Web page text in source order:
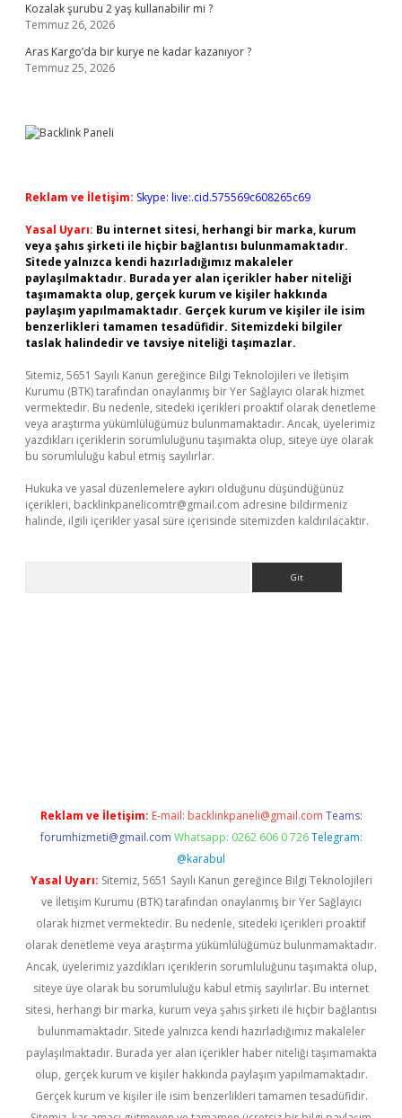
Kozalak şurubu 2 yaş kullanabilir mi ?
Temmuz 26, 2026
Aras Kargo’da bir kurye ne kadar kazanıyor ?
Temmuz 25, 2026
Reklam ve İletişim: Skype: live:.cid.575569c608265c69
Yasal Uyarı: Bu internet sitesi, herhangi bir marka, kurum
veya şahıs şirketi ile hiçbir bağlantısı bulunmamaktadır.
Sitede yalnızca kendi hazırladığımız makaleler
paylaşılmaktadır. Burada yer alan içerikler haber niteliği
taşımamakta olup, gerçek kurum ve kişiler hakkında
paylaşım yapılmamaktadır. Gerçek kurum ve kişiler ile isim
benzerlikleri tamamen tesadüfidir. Sitemizdeki bilgiler
taslak halindedir ve tavsiye niteliği taşımazlar.
Sitemiz, 5651 Sayılı Kanun gereğince Bilgi Teknolojileri ve İletişim
Kurumu (BTK) tarafından onaylanmış bir Yer Sağlayıcı olarak hizmet
vermektedir. Bu nedenle, sitedeki içerikleri proaktif olarak denetleme
veya araştırma yükümlülüğümüz bulunmamaktadır. Ancak, üyelerimiz
yazdıkları içeriklerin sorumluluğunu taşımakta olup, siteye üye olarak
bu sorumluluğu kabul etmiş sayılırlar.
Hukuka ve yasal düzenlemelere aykırı olduğunu düşündüğünüz
içerikleri, backlinkpanelicomtr@gmail.com adresine bildirmeniz
halinde, ilgili içerikler yasal süre içerisinde sitemizden kaldırılacaktır.
Reklam ve İletişim: E-mail: backlinkpaneli@gmail.com Teams:
forumhizmeti@gmail.com Whatsapp: 0262 606 0 726 Telegram:
@karabul
Yasal Uyarı: Sitemiz, 5651 Sayılı Kanun gereğince Bilgi Teknolojileri
ve İletişim Kurumu (BTK) tarafından onaylanmış bir Yer Sağlayıcı
olarak hizmet vermektedir. Bu nedenle, sitedeki içerikleri proaktif
olarak denetleme veya araştırma yükümlülüğümüz bulunmamaktadır.
Ancak, üyelerimiz yazdıkları içeriklerin sorumluluğunu taşımakta olup,
siteye üye olarak bu sorumluluğu kabul etmiş sayılırlar. Bu internet
sitesi, herhangi bir marka, kurum veya şahıs şirketi ile hiçbir bağlantısı
bulunmamaktadır. Sitede yalnızca kendi hazırladığımız makaleler
paylaşılmaktadır. Burada yer alan içerikler haber niteliği taşımamakta
olup, gerçek kurum ve kişiler hakkında paylaşım yapılmamaktadır.
Gerçek kurum ve kişiler ile isim benzerlikleri tamamen tesadüfidir.